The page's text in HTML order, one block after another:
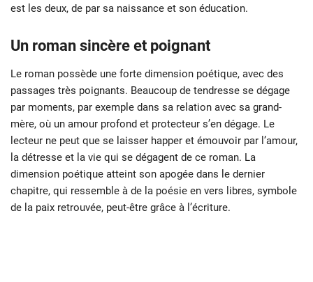
est les deux, de par sa naissance et son éducation.
Un roman sincère et poignant
Le roman possède une forte dimension poétique, avec des
passages très poignants. Beaucoup de tendresse se dégage
par moments, par exemple dans sa relation avec sa grand-
mère, où un amour profond et protecteur s’en dégage. Le
lecteur ne peut que se laisser happer et émouvoir par l’amour,
la détresse et la vie qui se dégagent de ce roman. La
dimension poétique atteint son apogée dans le dernier
chapitre, qui ressemble à de la poésie en vers libres, symbole
de la paix retrouvée, peut-être grâce à l’écriture.